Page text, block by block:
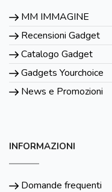
MM IMMAGINE
Recensioni Gadget
Catalogo Gadget
Gadgets Yourchoice
News e Promozioni
INFORMAZIONI
Domande frequenti